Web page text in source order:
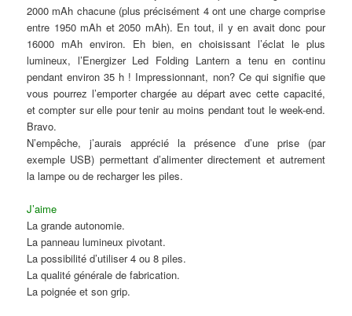
2000 mAh chacune (plus précisément 4 ont une charge comprise
entre 1950 mAh et 2050 mAh). En tout, il y en avait donc pour
16000 mAh environ. Eh bien, en choisissant l’éclat le plus
lumineux, l’Energizer Led Folding Lantern a tenu en continu
pendant environ 35 h ! Impressionnant, non? Ce qui signifie que
vous pourrez l’emporter chargée au départ avec cette capacité,
et compter sur elle pour tenir au moins pendant tout le week-end.
Bravo.
N’empêche, j’aurais apprécié la présence d’une prise (par
exemple USB) permettant d’alimenter directement et autrement
la lampe ou de recharger les piles.
J’aime
La grande autonomie.
La panneau lumineux pivotant.
La possibilité d’utiliser 4 ou 8 piles.
La qualité générale de fabrication.
La poignée et son grip.